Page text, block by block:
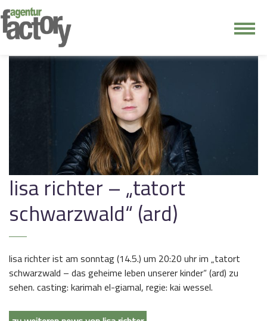
kontakt
lisa richter – „tatort
schwarzwald“ (ard)
lisa richter ist am sonntag (14.5.) um 20:20 uhr im „tatort
schwarzwald – das geheime leben unserer kinder“ (ard) zu
sehen. casting: karimah el-giamal, regie: kai wessel.